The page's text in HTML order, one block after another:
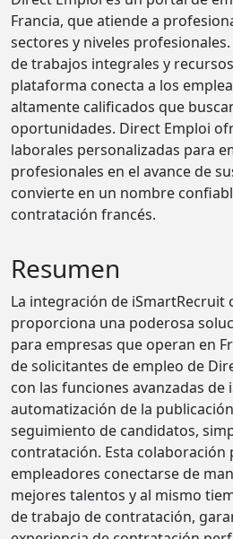
Francia, que atiende a
sectores y niveles
de trabajos integrales y
plataforma conecta a los
altamente calificados que
oportunidades. Direct Emploi
laborales personalizadas para
profesionales en el avance de
convierte en un nombre
contratación francés.
Resumen
La integración de iSmartRecruit
proporciona una poderosa
para empresas que operan en
de solicitantes de empleo de
con las funciones avanzadas de
automatización de la
seguimiento de candidatos,
contratación. Esta colaboración
empleadores conectarse de
mejores talentos y al mismo
de trabajo de contratación,